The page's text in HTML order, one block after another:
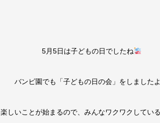
5月5日は子どもの日でしたね
バンビ園でも「子どもの日の会」をしましたよ
楽しいことが始まるので、みんなワクワクしてい